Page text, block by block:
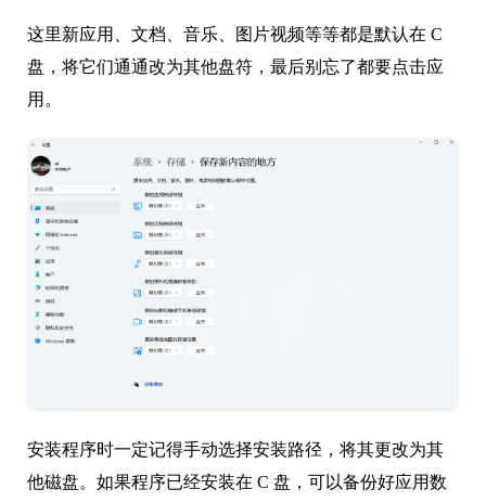
这里新应用、文档、音乐、图片视频等等都是默认在 C
盘，将它们通通改为其他盘符，最后别忘了都要点击应
用。
安装程序时一定记得手动选择安装路径，将其更改为其
他磁盘。如果程序已经安装在 C 盘，可以备份好应用数